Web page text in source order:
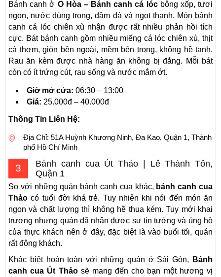
Bánh canh ở O Hòa – Bánh canh cá lóc bông xốp, tươi
ngon, nước dùng trong, đậm đà và ngọt thanh. Món bánh
canh cá lóc chiên xù nhận được rất nhiều phản hồi tích
cực. Bát bánh canh gồm nhiều miếng cá lóc chiên xù, thịt
cá thơm, giòn bên ngoài, mềm bên trong, không hề tanh.
Rau ăn kèm được nhà hàng ăn không bị đắng. Mỗi bát
còn có ít trứng cút, rau sống và nước mắm ớt.
Giờ mở cửa: 06:30 – 13:00
Giá: 25.000đ – 40.000đ
Thông Tin Liên Hệ:
Địa Chỉ: 51A Huỳnh Khương Ninh, Đa Kao, Quận 1, Thành
phố Hồ Chí Minh
3
Bánh canh cua Út Thảo | Lê Thánh Tôn,
Quận 1
So với những quán bánh canh cua khác, bánh canh cua
Thảo có tuổi đời khá trẻ. Tuy nhiên khi nói đến món ăn
ngon và chất lượng thì không hề thua kém. Tuy mới khai
trương nhưng quán đã nhận được sự tin tưởng và ủng hộ
của thực khách nên ở đây, đặc biệt là vào buổi tối, quán
rất đông khách.
Khác biệt hoàn toàn với những quán ở Sài Gòn,
Bánh
canh cua Út Thảosẽ mang đến cho bạn một hương vị